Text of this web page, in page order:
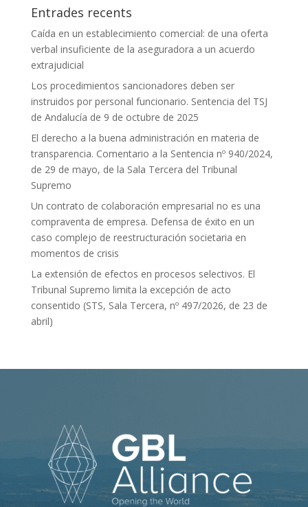
Entrades recents
Caída en un establecimiento comercial: de una oferta
verbal insuficiente de la aseguradora a un acuerdo
extrajudicial
Los procedimientos sancionadores deben ser
instruidos por personal funcionario. Sentencia del TSJ
de Andalucía de 9 de octubre de 2025
El derecho a la buena administración en materia de
transparencia. Comentario a la Sentencia nº 940/2024,
de 29 de mayo, de la Sala Tercera del Tribunal
Supremo
Un contrato de colaboración empresarial no es una
compraventa de empresa. Defensa de éxito en un
caso complejo de reestructuración societaria en
momentos de crisis
La extensión de efectos en procesos selectivos. El
Tribunal Supremo limita la excepción de acto
consentido (STS, Sala Tercera, nº 497/2026, de 23 de
abril)